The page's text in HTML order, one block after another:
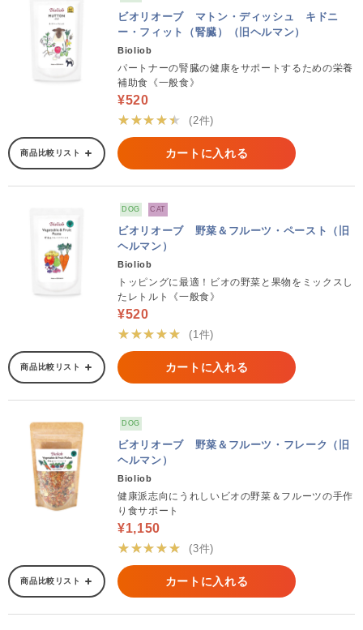
ビオリオーブ マトン・ディッシュ キドニ
ー・フィット（腎臓）（旧ヘルマン）
Bioliob
パートナーの腎臓の健康をサポートするための栄養
補助食《一般食》
¥520
★★★★★
(2件)
商品比較リスト カートに入れる
DOG CAT
ビオリオーブ 野菜＆フルーツ・ペースト（旧
ヘルマン）
Bioliob
トッピングに最適！ビオの野菜と果物をミックスし
たレトルト《一般食》
¥520
★★★★★
(1件)
商品比較リスト カートに入れる
DOG
ビオリオーブ 野菜＆フルーツ・フレーク（旧
ヘルマン）
Bioliob
健康派志向にうれしいビオの野菜＆フルーツの手作
り食サポート
¥1,150
★★★★★
(3件)
商品比較リスト カートに入れる